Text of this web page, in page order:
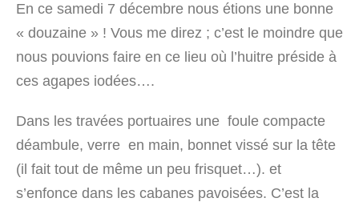
En ce samedi 7 décembre nous étions une bonne
« douzaine » ! Vous me direz ; c’est le moindre que
nous pouvions faire en ce lieu où l’huitre préside à
ces agapes iodées….
Dans les travées portuaires une foule compacte
déambule, verre en main, bonnet vissé sur la tête
(il fait tout de même un peu frisquet…). et
s’enfonce dans les cabanes pavoisées. C’est la